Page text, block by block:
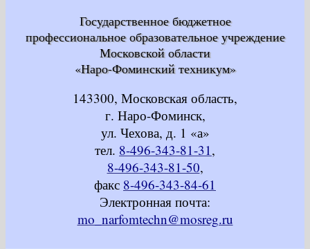
Государственное бюджетное
профессиональное образовательное учреждение
Московской области
«Наро-Фоминский техникум»
143300, Московская область,
г. Наро-Фоминск,
ул. Чехова, д. 1 «а»
тел. 8-496-343-81-31,
8-496-343-81-50,
факс 8-496-343-84-61
Электронная почта:
mo_narfomtechn@mosreg.ru